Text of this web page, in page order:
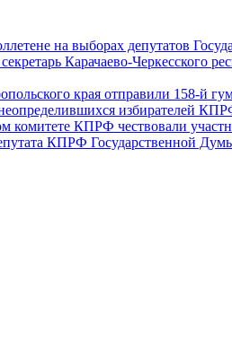
на выборах депутатов
Карачаево-Черкесского
края отправили 158-й
избирателей
комитете КПРФ чествовали
КПРФ Государственной